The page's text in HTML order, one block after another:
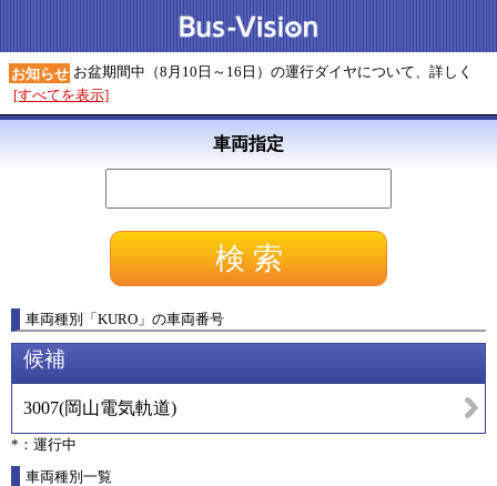
お知らせ お盆期間中（8月10日～16日）の運行ダイヤについて、詳しく
[すべてを表示]
車両指定
車両種別 「KURO 」 の車両番号
候補
3007(岡山電気軌道)
*：運行中
車両種別一覧